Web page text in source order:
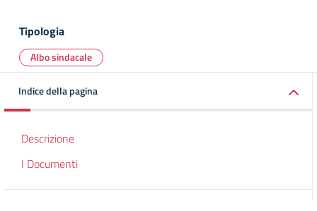
Tipologia
Albo sindacale
Indice della pagina
Descrizione
I Documenti